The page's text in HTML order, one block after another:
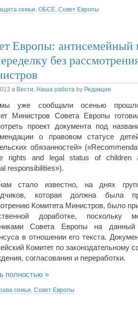
семьи, ОБСЕ, Совет Европы
Европы: антисемейный
без
в Вести, Наша работа by Редакция
уже сообщали осенью
Министров Совета Европы
проект документа под
о правовом статусе
обязанностей»
rights and legal status of children
responsibilities»).
стало известно, на днях
которая должна была
Комитета Министров, было
доработке, поскольку
Совета Европы на
в отношении его текста.
Комитет по законодательному
согласования и переработки.
полностью »
семьи, Совет Европы